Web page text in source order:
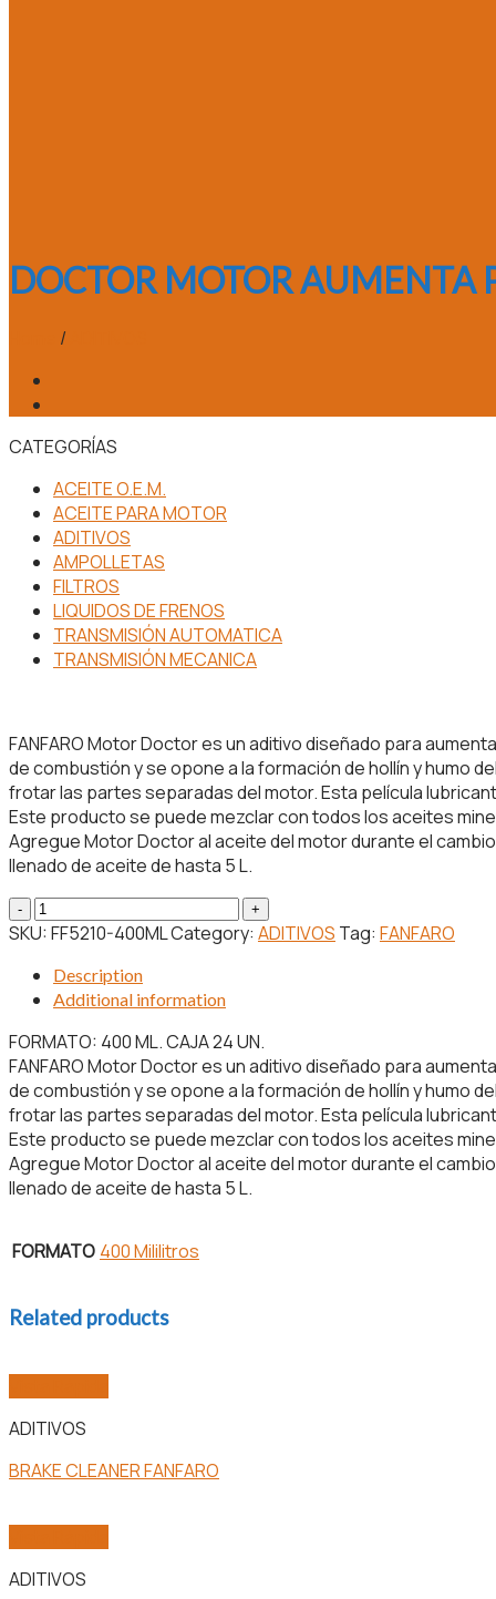
DOCTOR MOTOR AUMENTA
/
CATEGORÍAS
ACEITE O.E.M.
ACEITE PARA MOTOR
ADITIVOS
AMPOLLETAS
FILTROS
LIQUIDOS DE FRENOS
TRANSMISIÓN AUTOMATICA
TRANSMISIÓN MECANICA
FANFARO Motor Doctor es un aditivo diseñado para
de combustión y se opone a la formación de hollín y humo
frotar las partes separadas del motor. Esta película
Este producto se puede mezclar con todos los aceites
Agregue Motor Doctor al aceite del motor durante el
llenado de aceite de hasta 5 L.
DOCTOR
MOTOR
PRESION
DE
quantity
SKU:FF5210-400MLCategory: ADITIVOS Tag: FANFARO
Description
Additional information
FORMATO: 400 ML. CAJA 24 UN.
FANFARO Motor Doctor es un aditivo diseñado para
de combustión y se opone a la formación de hollín y humo
frotar las partes separadas del motor. Esta película
Este producto se puede mezclar con todos los aceites
Agregue Motor Doctor al aceite del motor durante el
llenado de aceite de hasta 5 L.
FORMATO 400 Mililitros
Related products
ADITIVOS
BRAKE CLEANER FANFARO
ADITIVOS